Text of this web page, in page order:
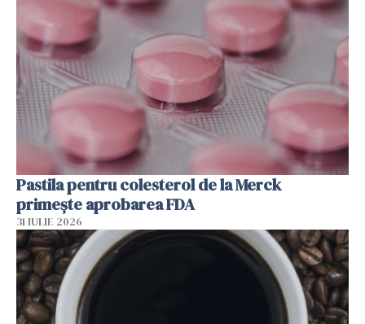
Pastila pentru colesterol de la Merck
primește aprobarea FDA
31 IULIE 2026